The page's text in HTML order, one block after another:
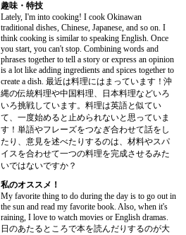
趣味・特技
Lately, I'm into cooking! I cook Okinawan
traditional dishes, Chinese, Japanese, and so on. I
think cooking is similar to speaking English. Once
you start, you can't stop. Combining words and
phrases together to tell a story or express an opinion
is a lot like adding ingredients and spices together to
create a dish. 最近は料理にはまっています！沖
縄の伝統料理や中国料理、日本料理などいろ
いろ挑戦しています。料理は英語と似てい
て、一度始めると止められないと思っていま
す！単語やフレーズをつなぎ合わせて話をし
たり、意見を述べたりするのは、材料やスパ
イスを合わせて一つの料理を完成させるみた
いではないですか？
私のオススメ！
My favorite thing to do during the day is to go out in
the sun and read my favorite book. Also, when it's
raining, I love to watch movies or English dramas.
日のあたるところで本を読んだりするのが大